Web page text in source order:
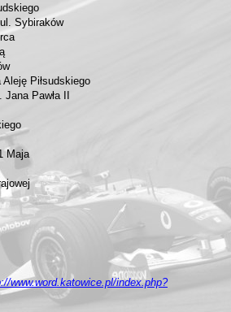
Sybiraków
Piłsudskiego
Pawła II
Maja
www.word.katowice.pl/index.php?